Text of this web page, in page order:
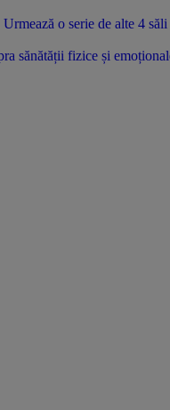
o serie de alte 4
sănătății fizice și